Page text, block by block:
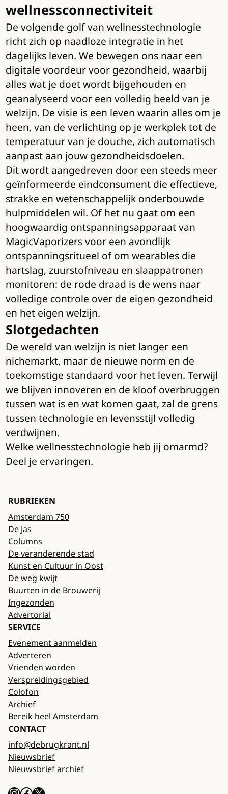
wellnessconnectiviteit
De volgende golf van wellnesstechnologie
richt zich op naadloze integratie in het
dagelijks leven. We bewegen ons naar een
digitale voordeur voor gezondheid, waarbij
alles wat je doet wordt bijgehouden en
geanalyseerd voor een volledig beeld van je
welzijn. De visie is een leven waarin alles om je
heen, van de verlichting op je werkplek tot de
temperatuur van je douche, zich automatisch
aanpast aan jouw gezondheidsdoelen.
Dit wordt aangedreven door een steeds meer
geïnformeerde eindconsument die effectieve,
strakke en wetenschappelijk onderbouwde
hulpmiddelen wil. Of het nu gaat om een
hoogwaardig ontspanningsapparaat van
MagicVaporizers voor een avondlijk
ontspanningsritueel of om wearables die
hartslag, zuurstofniveau en slaappatronen
monitoren: de rode draad is de wens naar
volledige controle over de eigen gezondheid
en het eigen welzijn.
Slotgedachten
De wereld van welzijn is niet langer een
nichemarkt, maar de nieuwe norm en de
toekomstige standaard voor het leven. Terwijl
we blijven innoveren en de kloof overbruggen
tussen wat is en wat komen gaat, zal de grens
tussen technologie en levensstijl volledig
verdwijnen.
Welke wellnesstechnologie heb jij omarmd?
Deel je ervaringen.
RUBRIEKEN
Amsterdam 750
De Jas
Columns
De veranderende stad
Kunst en Cultuur in Oost
De weg kwijt
Buurten in de Brouwerij
Ingezonden
Advertorial
SERVICE
Evenement aanmelden
Adverteren
Vrienden worden
Verspreidingsgebied
Colofon
Archief
Bereik heel Amsterdam
CONTACT
info@debrugkrant.nl
Nieuwsbrief
Nieuwsbrief archief